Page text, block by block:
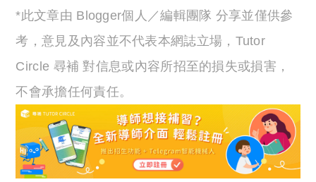
*此文章由 Blogger個人／編輯團隊 分享並僅供參
考，意見及內容並不代表本網誌立場，Tutor
Circle 尋補 對信息或內容所招至的損失或損害，
不會承擔任何責任。